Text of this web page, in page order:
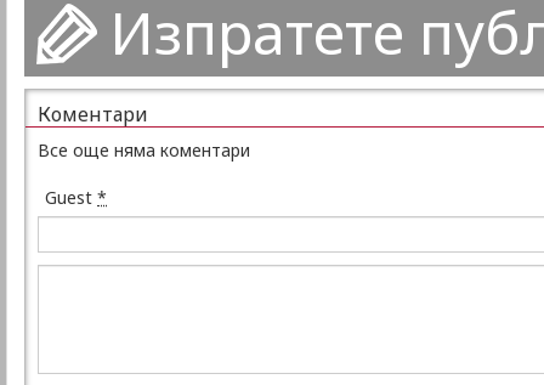
Изпратете
Коментари
Все още няма коментари
Guest *